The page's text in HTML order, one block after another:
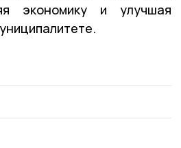
экономику и улучшая